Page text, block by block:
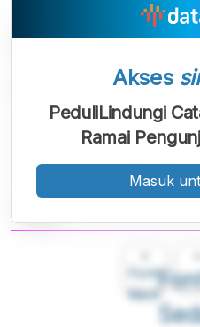
Font
Kecil
Akses
PeduliLindungi
Ramai
Masuk